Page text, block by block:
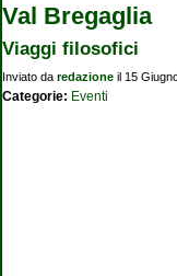
Val Bregaglia
Viaggi filosofici
Inviato da redazione il 15
Categorie: Eventi